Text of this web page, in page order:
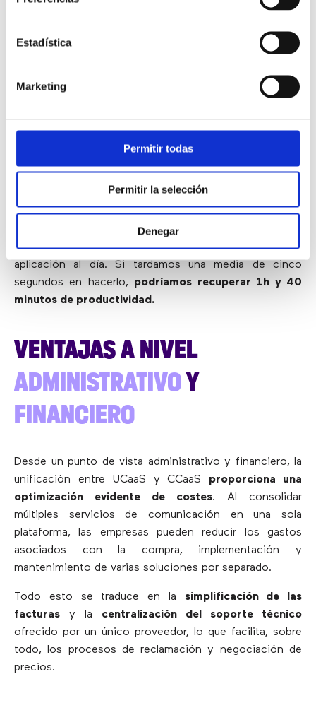
Estadística
Marketing
Permitir todas
Permitir la selección
Denegar
OPERATIVO
la reducción del número de
herramientas que la empresa necesita instalar y
plataforma integrada, seeliminan las redundanciasy se
simplifica el proceso de gestión de herramientas de
comunicación.
Otro aspecto positivo es lareducción del «toggle
tax», es decir, el tiempo que se pierde alternando entre
diferentes aplicaciones. Un estudio de
Reviewencontró que cambiamos 1.200 veces de
aplicación al día. Si tardamos una media de cinco
segundos en hacerlo, podríamos recuperar 1h y 40
minutos de productividad.
VENTAJAS A NIVEL
ADMINISTRATIVOY
FINANCIERO
Desde un punto de vista administrativo y financiero, la
unificación entre UCaaS y CCaaS proporciona una
optimización evidente de costes. Al consolidar
múltiples servicios de comunicación en una sola
plataforma, las empresas pueden reducir los gastos
asociados con la compra, implementación y
mantenimiento de varias soluciones por separado.
Todo esto se traduce en la simplificación de las
facturas y la centralización del soporte técnico
ofrecido por un único proveedor, lo que facilita, sobre
todo, los procesos de reclamación y negociación de
precios.